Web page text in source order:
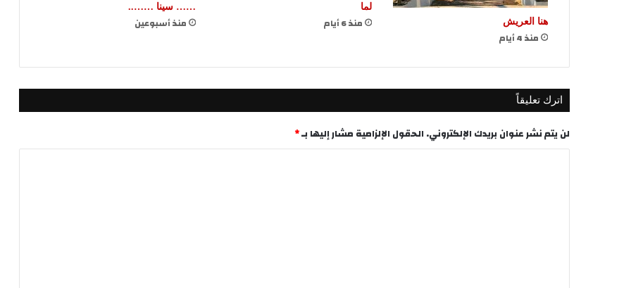
هنا العريش
منذ 4 أيام
لما
منذ 6 أيام
…… سينا ……..
منذ أسبوعين
اترك تعليقاً
لن يتم نشر عنوان بريدك الإلكتروني. الحقول الإلزامية مشار إليها بـ*